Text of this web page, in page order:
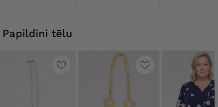
Papildini tēlu